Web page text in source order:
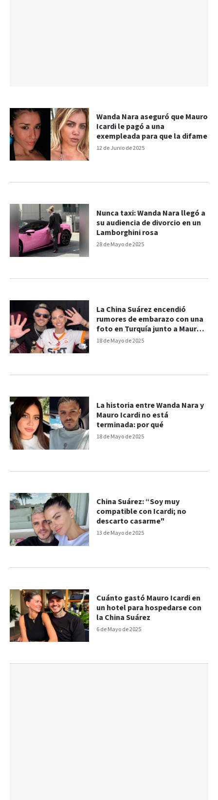
12 de Junio de 2025
Wanda Nara aseguró que Mauro
Icardi le pagó a una
exempleada para que la difame
28 de Mayo de 2025
Nunca taxi: Wanda Nara llegó a
su audiencia de divorcio en un
Lamborghini rosa
18 de Mayo de 2025
La China Suárez encendió
rumores de embarazo con una
foto en Turquía junto a Mauro
Icardi
18 de Mayo de 2025
La historia entre Wanda Nara y
Mauro Icardi no está
terminada: por qué
13 de Mayo de 2025
China Suárez: “Soy muy
compatible con Icardi; no
descarto casarme"
6 de Mayo de 2025
Cuánto gastó Mauro Icardi en
un hotel para hospedarse con
la China Suárez